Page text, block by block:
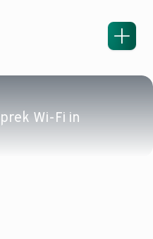
Wi-Fi in